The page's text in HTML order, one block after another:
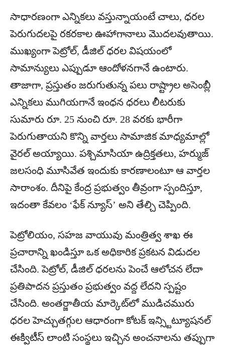
సాధారణంగా ఎన్నికలు వస్తున్నాయంటే చాలు, ధరల
పెరుగుదలపై రకరకాల ఊహాగానాలు మొదలవుతాయి.
ముఖ్యంగా పెట్రోల్, డీజిల్ ధరల విషయంలో
సామాన్యులు ఎప్పుడూ ఆందోళనగానే ఉంటారు.
తాజాగా, ప్రస్తుతం జరుగుతున్న పలు రాష్ట్రాల అసెంబ్లీ
ఎన్నికలు ముగియగానే ఇంధన ధరలు లీటరుకు
సుమారు రూ. 25 నుంచి రూ. 28 వరకు భారీగా
పెరుగుతాయని కొన్ని వార్తలు సామాజిక మాధ్యమాల్లో
వైరల్ అయ్యాయి. పశ్చిమాసియా ఉద్రిక్తతలు, హర్ముజ్
జలసంధి మూసివేత ఇందుకు కారణాలంటూ ఆ వార్తల
సారాంశం. దీనిపై కేంద్ర ప్రభుత్వం తీవ్రంగా స్పందిస్తూ,
ఇదంతా కేవలం ‘ఫేక్ న్యూస్’ అని తేల్చి చెప్పింది.
పెట్రోలియం, సహజ వాయువు మంత్రిత్వ శాఖ ఈ
ప్రచారాన్ని ఖండిస్తూ ఒక అధికారిక ప్రకటన విడుదల
చేసింది. పెట్రోల్, డీజిల్ ధరలను పెంచే ఆలోచన లేదా
ప్రతిపాదన ప్రస్తుతం ప్రభుత్వం వద్ద లేదని స్పష్టం
చేసింది. అంతర్జాతీయ మార్కెట్‌లో ముడిచమురు
ధరల హెచ్చుతగ్గుల ఆధారంగా కోటక్ ఇన్స్టిట్యూషనల్
ఈక్విటీస్ లాంటి సంస్థలు ఇచ్చిన అంచనాలను తప్పుగా